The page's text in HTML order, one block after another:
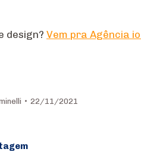
design? Vem pra Agência
22/11/2021